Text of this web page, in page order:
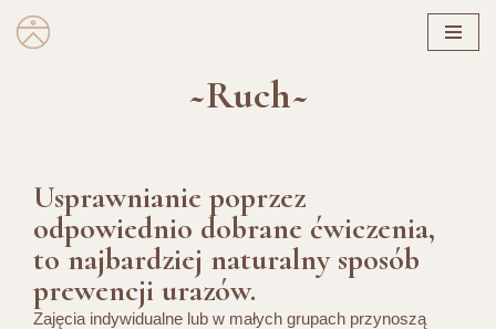
~Ruch~
Usprawnianie poprzez
odpowiednio dobrane ćwiczenia,
to najbardziej naturalny sposób
prewencji urazów.
Zajęcia indywidualne lub w małych grupach przynoszą